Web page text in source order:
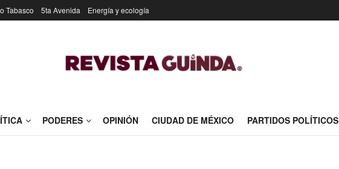
Tabasco 5ta Avenida Energía y ecología
PODERES OPINIÓN CIUDAD DE MÉXICO PARTIDOS POLÍTICOS